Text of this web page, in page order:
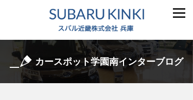
カースポット学園南インターブログ